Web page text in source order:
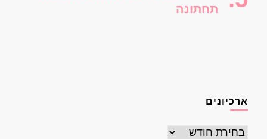
תחתונה
ארכיונים
ארכיונים